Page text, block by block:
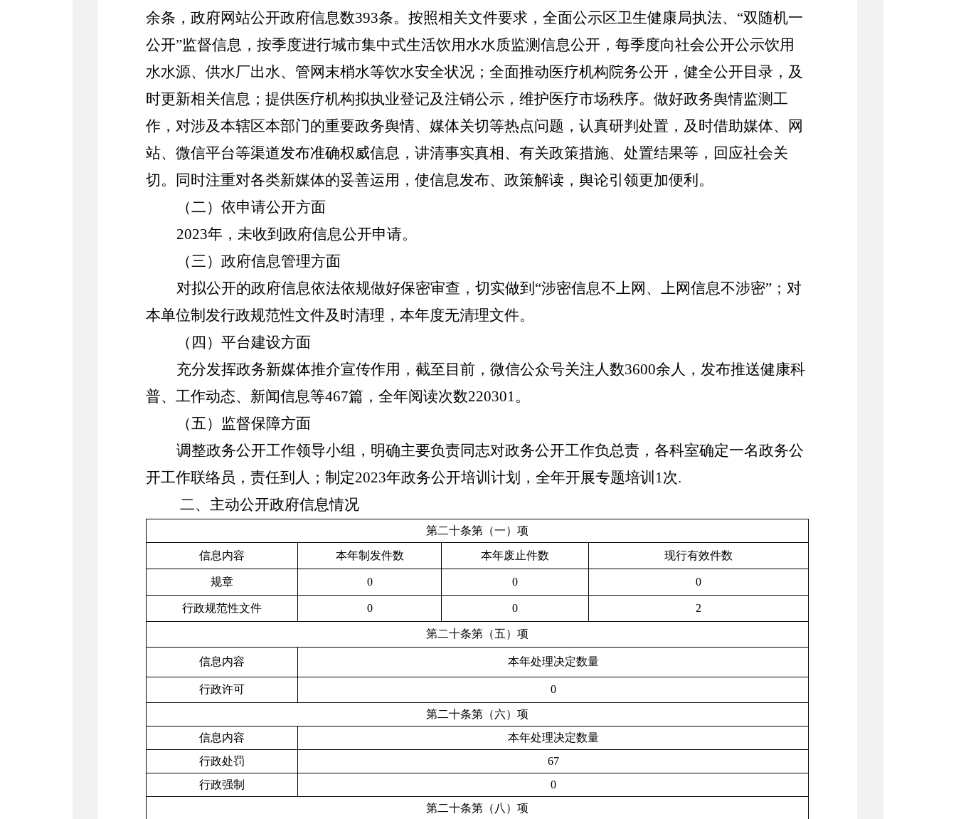
余条，政府网站公开政府信息数393条。按照相关文件要求，全面公示区卫生健康局执法、 “双随机一
公开”监督信息，按季度进行城市集中式生活饮用水水质监测信息公开，每季度向社会公开公示饮用
水水源、供水厂出水、管网末梢水等饮水安全状况；全面推动医疗机构院务公开，健全公开目录，及
时更新相关信息；提供医疗机构拟执业登记及注销公示，维护医疗市场秩序。做好政务舆情监测工
作，对涉及本辖区本部门的重要政务舆情、媒体关切等热点问题，认真研判处置，及时借助媒体、网
站、微信平台等渠道发布准确权威信息，讲清事实真相、有关政策措施、处置结果等，回应社会关
切。同时注重对各类新媒体的妥善运用，使信息发布、政策解读，舆论引领更加便利。
（二）依申请公开方面
2023年，未收到政府信息公开申请。
（三）政府信息管理方面
对拟公开的政府信息依法依规做好保密审查，切实做到 “涉密信息不上网、上网信息不涉密”；对
本单位制发行政规范性文件及时清理， 本年度无清理文件。
（四）平台建设方面
充分发挥政务新媒体推介宣传作用，截至目前， 微信公众号关注人数3600余人， 发布推送健康科
普、 工作动态、 新闻信息等467篇，全年阅读次数220301。
（五）监督保障方面
调整政务公开工作领导小组，明确主要负责同志对政务公开工作负总责，各科室确定一名政务公
开工作联络员，责任到人；制定2023年政务公开培训计划，全年开展专题培训 1次.
二、主动公开政府信息情况
第二十条第（一）项
信息内容 本年制发件数 本年废止件数 现行有效件数
规章 0 0 0
行政规范性文件 0 0 2
第二十条第（五）项
信息内容 本年处理决定数量
行政许可 0
第二十条第（六）项
信息内容
本年处理决定数量
行政处罚
67
行政强制
0
第二十条第（八）项